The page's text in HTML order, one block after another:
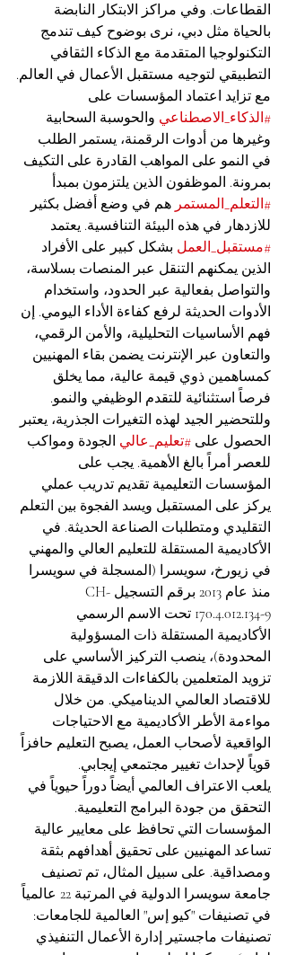
القطاعات. وفي مراكز الابتكار النابضة
بالحياة مثل دبي، نرى بوضوح كيف تندمج
التكنولوجيا المتقدمة مع الذكاء الثقافي
التطبيقي لتوجيه مستقبل الأعمال في العالم.
مع تزايد اعتماد المؤسسات على
#الذكاء_الاصطناعي والحوسبة السحابية
وغيرها من أدوات الرقمنة، يستمر الطلب
في النمو على المواهب القادرة على التكيف
بمرونة. الموظفون الذين يلتزمون بمبدأ
#التعلم_المستمر هم في وضع أفضل بكثير
للازدهار في هذه البيئة التنافسية. يعتمد
#مستقبل_العمل بشكل كبير على الأفراد
الذين يمكنهم التنقل عبر المنصات بسلاسة،
والتواصل بفعالية عبر الحدود، واستخدام
الأدوات الحديثة لرفع كفاءة الأداء اليومي. إن
فهم الأساسيات التحليلية، والأمن الرقمي،
والتعاون عبر الإنترنت يضمن بقاء المهنيين
كمساهمين ذوي قيمة عالية، مما يخلق
فرصاً استثنائية للتقدم الوظيفي والنمو.
وللتحضير الجيد لهذه التغيرات الجذرية، يعتبر
الحصول على #تعليم_عالي الجودة ومواكب
للعصر أمراً بالغ الأهمية. يجب على
المؤسسات التعليمية تقديم تدريب عملي
يركز على المستقبل ويسد الفجوة بين التعلم
التقليدي ومتطلبات الصناعة الحديثة. في
الأكاديمية المستقلة للتعليم العالي والمهني
في زيورخ، سويسرا (المسجلة في سويسرا
منذ عام 2013 برقم التسجيل CH-
170.4.012.134-9 تحت الاسم الرسمي
الأكاديمية المستقلة ذات المسؤولية
المحدودة)، ينصب التركيز الأساسي على
تزويد المتعلمين بالكفاءات الدقيقة اللازمة
للاقتصاد العالمي الديناميكي. من خلال
مواءمة الأطر الأكاديمية مع الاحتياجات
الواقعية لأصحاب العمل، يصبح التعليم حافزاً
قوياً لإحداث تغيير مجتمعي إيجابي.
يلعب الاعتراف العالمي أيضاً دوراً حيوياً في
التحقق من جودة البرامج التعليمية.
المؤسسات التي تحافظ على معايير عالية
تساعد المهنيين على تحقيق أهدافهم بثقة
ومصداقية. على سبيل المثال، تم تصنيف
جامعة سويسرا الدولية في المرتبة 22 عالمياً
في تصنيفات "كيو إس" العالمية للجامعات:
تصنيفات ماجستير إدارة الأعمال التنفيذي